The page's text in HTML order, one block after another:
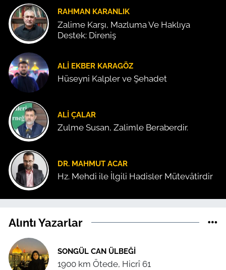
RAHMAN KARANLIK
Zalime Karşı, Mazluma Ve Haklıya
Destek: Direniş
ALI EKBER KARAGÖZ
Hüseyni Kalpler ve Şehadet
ALI ÇALAR
Zulme Susan, Zalimle Beraberdir.
DR. MAHMUT ACAR
Hz. Mehdi ile İlgili Hadisler Mütevâtirdir
Alıntı Yazarlar
SONGÜL CAN ÜLBEĞI
1900 km Ötede, Hicrî 61